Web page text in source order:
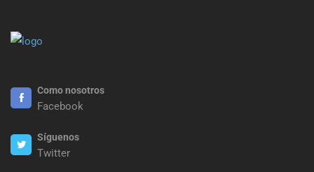
Como nosotros
Facebook
Síguenos
Twitter